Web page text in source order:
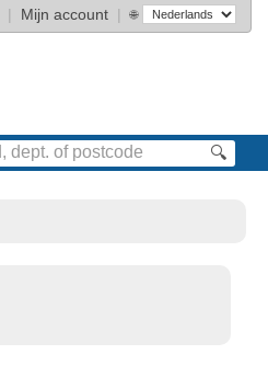
| Mijn account | 🌐
🔍